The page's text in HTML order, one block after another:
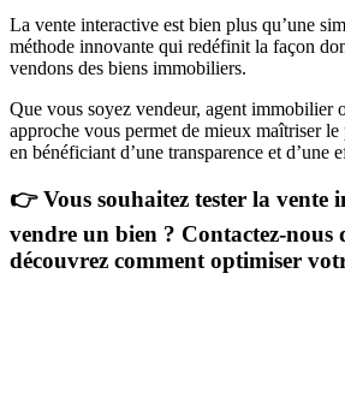
La vente interactive est bien plus qu’une
méthode innovante qui redéfinit la façon
vendons des biens immobiliers.
Que vous soyez vendeur, agent immobilier
approche vous permet de mieux maîtriser le
en bénéficiant d’une transparence et d’une
👉 Vous souhaitez tester la vente
vendre un bien ? Contactez-nous
découvrez comment optimiser